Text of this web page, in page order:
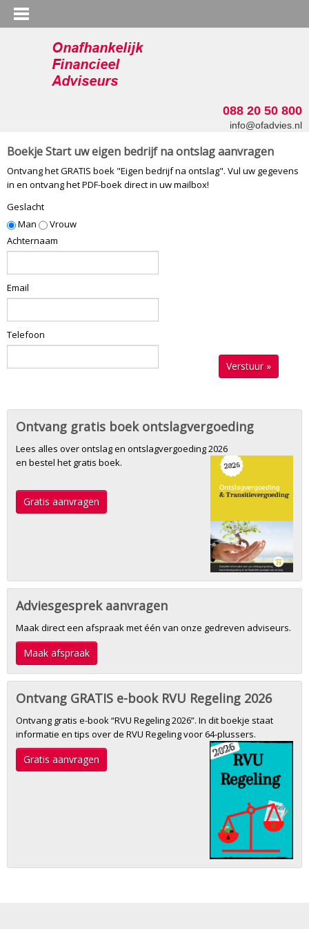
088 20 50 800
info@ofadvies.nl
Boekje Start uw eigen bedrijf na ontslag aanvragen
Ontvang het GRATIS boek "Eigen bedrijf na ontslag". Vul uw gegevens
in en ontvang het PDF-boek direct in uw mailbox!
Geslacht
Man
Vrouw
Achternaam
Email
Telefoon
Verstuur »
Ontvang gratis boek ontslagvergoeding
Lees alles over ontslag en ontslagvergoeding 2026
en bestel het gratis boek.
Gratis aanvragen
Adviesgesprek aanvragen
Maak direct een afspraak met één van onze gedreven adviseurs.
Maak afspraak
Ontvang GRATIS e-book RVU Regeling 2026
Ontvang gratis e-book “RVU Regeling 2026”. In dit boekje staat
informatie en tips over de RVU Regeling voor 64-plussers.
Gratis aanvragen